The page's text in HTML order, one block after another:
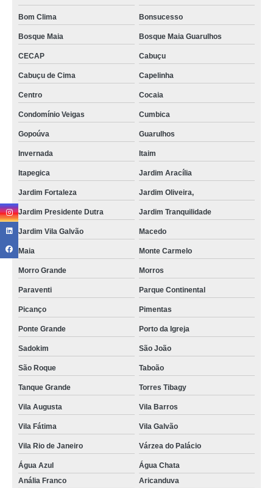
Bom Clima Bonsucesso
Bosque Maia Bosque Maia Guarulhos
CECAP Cabuçu
Cabuçu de Cima Capelinha
Centro Cocaia
Condomínio Veigas Cumbica
Gopoúva Guarulhos
Invernada Itaim
Itapegica Jardim Aracília
Jardim Fortaleza Jardim Oliveira,
Jardim Presidente Dutra Jardim Tranquilidade
Jardim Vila Galvão Macedo
Maia Monte Carmelo
Morro Grande Morros
Paraventi Parque Continental
Picanço Pimentas
Ponte Grande Porto da Igreja
Sadokim São João
São Roque Taboão
Tanque Grande Torres Tibagy
Vila Augusta Vila Barros
Vila Fátima Vila Galvão
Vila Rio de Janeiro Várzea do Palácio
Água Azul
Água Chata
Anália Franco
Aricanduva